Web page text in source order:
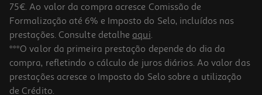
4.2
Café Auchan Moído Torra Italiana Intensidade 9 250g
13.16 €/Kg
3,29 €
75€. Ao valor da compra acresce Comissão de
Formalização até 6% e Imposto do Selo, incluídos nas
prestações. Consulte detalhe aqui.
***O valor da primeira prestação depende do dia da
compra, refletindo o cálculo de juros diários. Ao valor das
prestações acresce o Imposto do Selo sobre a utilização
de Crédito.